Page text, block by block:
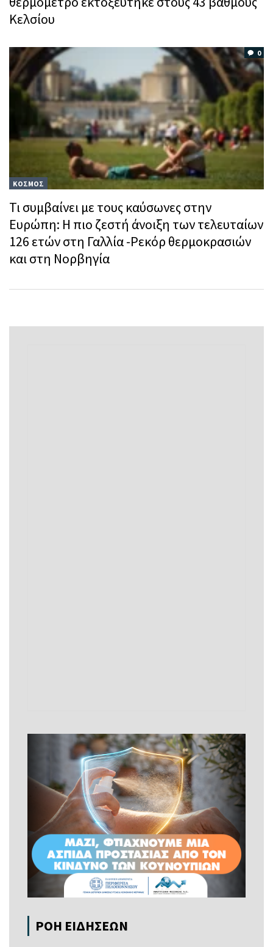
Κελσίου
0
ΚΟΣΜΟΣ
Τι συμβαίνει με τους καύσωνες στην
Ευρώπη: Η πιο ζεστή άνοιξη των τελευταίων
126 ετών στη Γαλλία -Ρεκόρ θερμοκρασιών
και στη Νορβηγία
ΡΟΗ ΕΙΔΗΣΕΩΝ